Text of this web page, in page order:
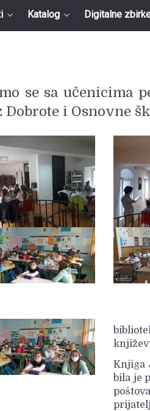
Katalog Digitalne
se sa učenicima
i Osnovne
Knjiga
bila je